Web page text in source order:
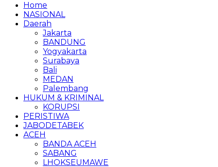
Home
NASIONAL
Daerah
Jakarta
BANDUNG
Yogyakarta
Surabaya
Bali
MEDAN
Palembang
HUKUM & KRIMINAL
KORUPSI
PERISTIWA
JABODETABEK
ACEH
BANDA ACEH
SABANG
LHOKSEUMAWE